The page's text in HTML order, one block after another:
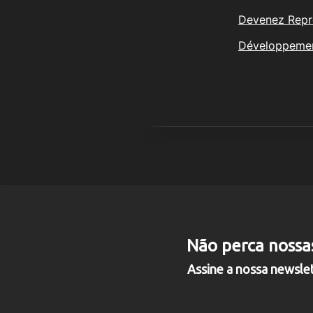
Não perca
Assine a nossa
Devenez
PANFLIGHT INDÚSTRIA,
Rua Guilherme